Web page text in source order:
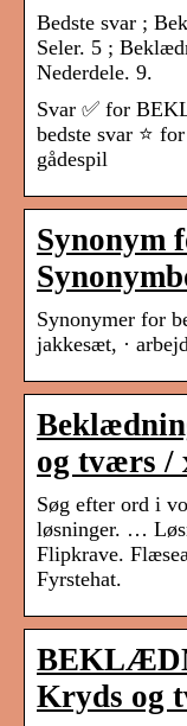
Bedste svar ;
Seler. 5 ;
Nederdele. 9.
Svar ✅ for
bedste svar ⭐
gådespil
Synonym
Synonymer for
jakkesæt, ·
og tværs /
Søg efter ord i
løsninger. …
Flipkrave.
Fyrstehat.
Kryds og